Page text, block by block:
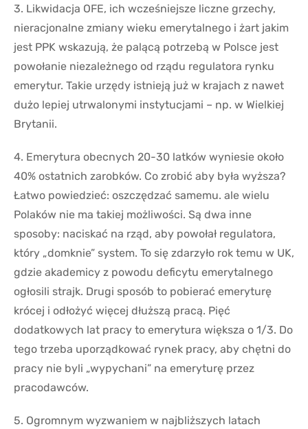
3. Likwidacja OFE, ich wcześniejsze liczne grzechy,
nieracjonalne zmiany wieku emerytalnego i żart jakim
jest PPK wskazują, że palącą potrzebą w Polsce jest
powołanie niezależnego od rządu regulatora rynku
emerytur. Takie urzędy istnieją już w krajach z nawet
dużo lepiej utrwalonymi instytucjami – np. w Wielkiej
Brytanii.
4. Emerytura obecnych 20-30 latków wyniesie około
40% ostatnich zarobków. Co zrobić aby była wyższa?
Łatwo powiedzieć: oszczędzać samemu. ale wielu
Polaków nie ma takiej możliwości. Są dwa inne
sposoby: naciskać na rząd, aby powołał regulatora,
który „domknie” system. To się zdarzyło rok temu w UK,
gdzie akademicy z powodu deficytu emerytalnego
ogłosili strajk. Drugi sposób to pobierać emeryturę
krócej i odłożyć więcej dłuższą pracą. Pięć
dodatkowych lat pracy to emerytura większa o 1/3. Do
tego trzeba uporządkować rynek pracy, aby chętni do
pracy nie byli „wypychani” na emeryturę przez
pracodawców.
5. Ogromnym wyzwaniem w najbliższych latach